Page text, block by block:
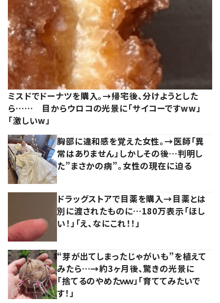
ミスドでドーナツを購入。→帰宅後、分けようとした
ら…… 目からウロコの光景に「サイコーですww」
「激しいw」
胸部に違和感を覚えた女性。→医師「異
常はありません」しかしその後…判明し
た”まさかの病”。女性の現在に迫る
ドラッグストアで目薬を購入→目薬とは
別に渡されたものに…180万表示「ほし
い！」「え、なにこれ！！」
“芽が出てしまったじゃがいも”を植えて
みたら…→約3ヶ月後、驚きの光景に
「捨てるのやめたｗｗ」「育ててみたいで
す！」